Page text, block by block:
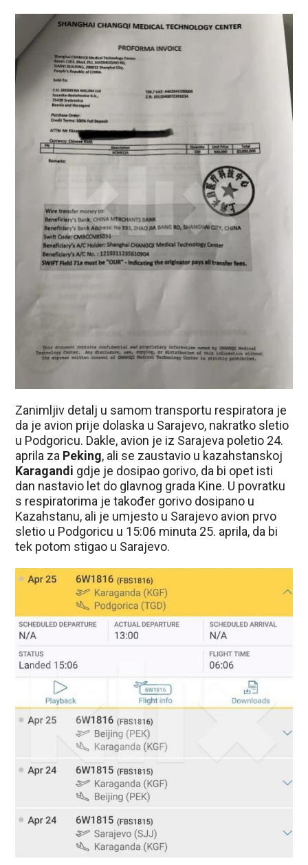
Zanimljiv detalj u samom transportu respiratora je
da je avion prije dolaska u Sarajevo, nakratko sletio
u Podgoricu. Dakle, avion je iz Sarajeva poletio 24.
aprila za Peking, ali se zaustavio u kazahstanskoj
Karagandi gdje je dosipao gorivo, da bi opet isti
dan nastavio let do glavnog grada Kine. U povratku
s respiratorima je također gorivo dosipano u
Kazahstanu, ali je umjesto u Sarajevo avion prvo
sletio u Podgoricu u 15:06 minuta 25. aprila, da bi
tek potom stigao u Sarajevo.